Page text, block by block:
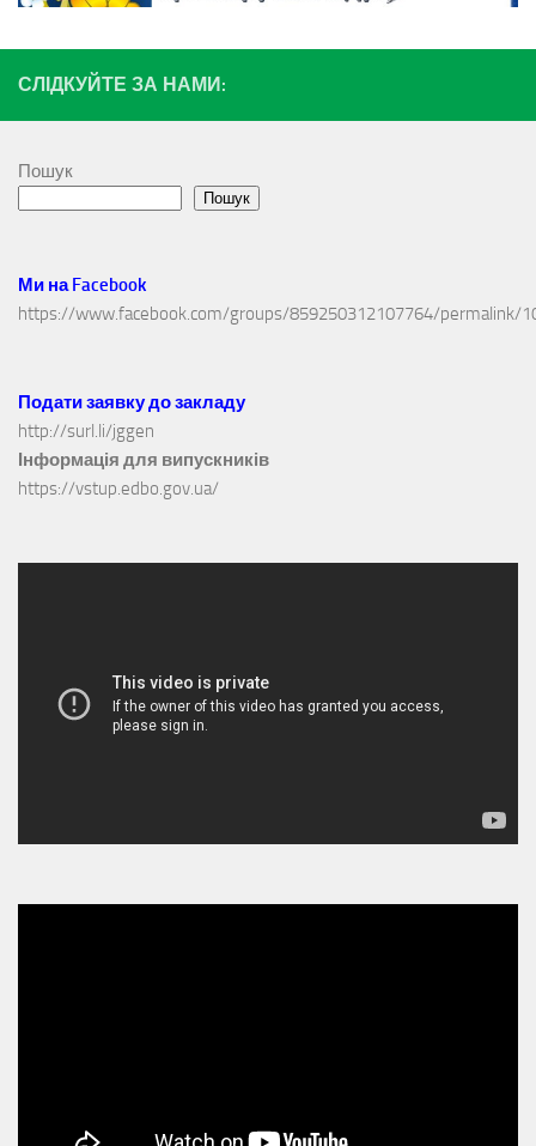
СЛІДКУЙТЕ ЗА НАМИ:
Пошук
Пошук
Ми на Facebook
https://www.facebook.com/groups/859250312107764/permalink/
Подати заявку до закладу
http://surl.li/jggen
Інформація для випускників
https://vstup.edbo.gov.ua/